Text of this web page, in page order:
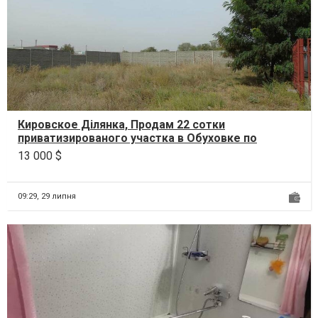
Кировское Ділянка, Продам 22 сотки
приватизированого участка в Обуховке по
ул.Каштановая .
13 000 $
09:29, 29 липня